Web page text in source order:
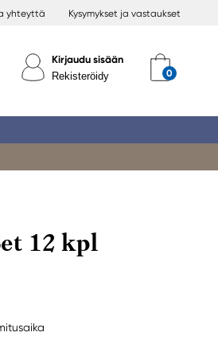
yhteyttä Kysymykset ja vastaukset
Kirjaudu sisään
Rekisteröidy
12 kpl